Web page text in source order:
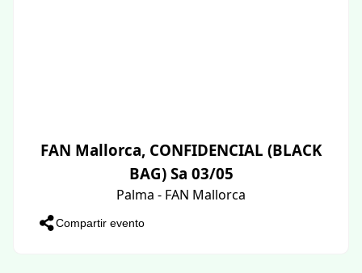
FAN Mallorca, CONFIDENCIAL (BLACK
BAG) Sa 03/05
Palma - FAN Mallorca
Compartir evento